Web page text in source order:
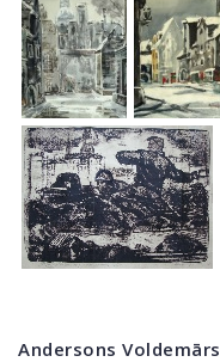
Andersons Voldemārs